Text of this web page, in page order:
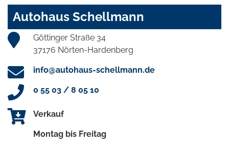
Autohaus Schellmann
Göttinger Straße 34
37176 Nörten-Hardenberg
info@autohaus-schellmann.de
0 55 03 / 8 05 10
Verkauf
Montag bis Freitag